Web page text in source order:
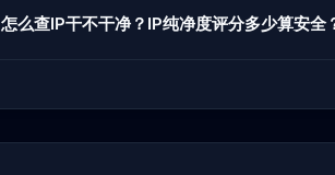
怎么查IP干不干净？IP纯净度评分多少算安全